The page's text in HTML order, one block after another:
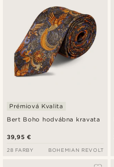
Bert Boho hodvábna kravata
Prémiová Kvalita
39,95 €
28 FARBY BOHEMIAN REVOLT